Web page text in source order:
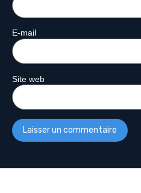
E-mail
Site web